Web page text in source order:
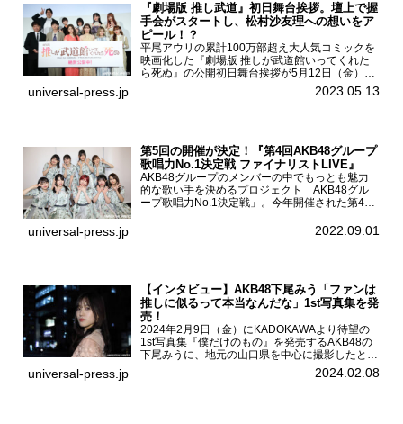
『劇場版 推し武道』初日舞台挨拶。壇上で握
手会がスタートし、松村沙友理への想いをア
ピール！？
平尾アウリの累計100万部超え大人気コミックを
映画化した『劇場版 推しが武道館いってくれた
ら死ぬ』の公開初日舞台挨拶が5月12日（金）新
宿バルト9で開催され、出演者の松村沙友理、中
村里帆、MOMO(@onefive)、KANO(@onefi...
universal-press.jp 2023.05.13
第5回の開催が決定！『第4回AKB48グループ
歌唱力No.1決定戦 ファイナリストLIVE』
AKB48グループのメンバーの中でもっとも魅力
的な歌い手を決めるプロジェクト「AKB48グル
ープ歌唱力No.1決定戦」。今年開催された第4回
る一夜限りのライブイベント「ファイナリスト
universal-press.jp 2022.09.01
【インタビュー】AKB48下尾みう「ファンは
推しに似るって本当なんだな」1st写真集を発
売！
2024年2月9日（金）にKADOKAWAより待望の
1st写真集『僕だけのもの』を発売するAKB48の
下尾みうに、地元の山口県を中心に撮影したとい
う今回の写真集についてインタビューをお願いし
た。1st写真集『僕だけのもの』を発売する
universal-press.jp 2024.02.08